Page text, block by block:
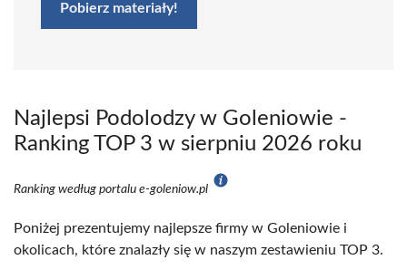
Pobierz materiały!
Najlepsi Podolodzy w Goleniowie -
Ranking TOP 3 w sierpniu 2026 roku
Ranking według portalu e-goleniow.pl
Poniżej prezentujemy najlepsze firmy w Goleniowie i
okolicach, które znalazły się w naszym zestawieniu TOP 3.